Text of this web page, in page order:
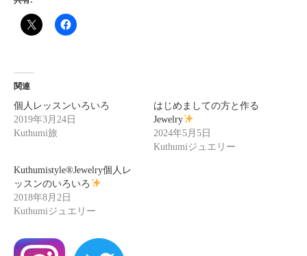
関連
個人レッスンいろいろ
2019年3月24日
Kuthumi旅
はじめましての方と作る
Jewelry
2024年5月5日
Kuthumiジュエリー
Kuthumistyle®Jewelry個人レ
ッスンのいろいろ
2018年8月2日
Kuthumiジュエリー